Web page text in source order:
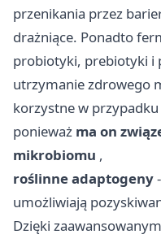
przenikania przez
drażniące. Ponadto
probiotyki, prebiotyki i
utrzymanie zdrowego
korzystne w
ponieważ ma on
mikrobiomu ,
roślinne adaptogeny
umożliwiają
Dzięki